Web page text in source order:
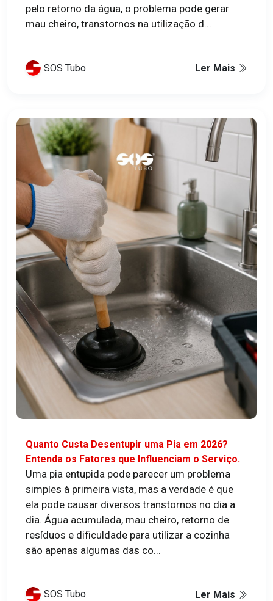
pelo retorno da água, o problema pode gerar
mau cheiro, transtornos na utilização d...
SOS Tubo Ler Mais
Quanto Custa Desentupir uma Pia em 2026?
Entenda os Fatores que Influenciam o Serviço.
Uma pia entupida pode parecer um problema
simples à primeira vista, mas a verdade é que
ela pode causar diversos transtornos no dia a
dia. Água acumulada, mau cheiro, retorno de
resíduos e dificuldade para utilizar a cozinha
são apenas algumas das co...
SOS Tubo Ler Mais